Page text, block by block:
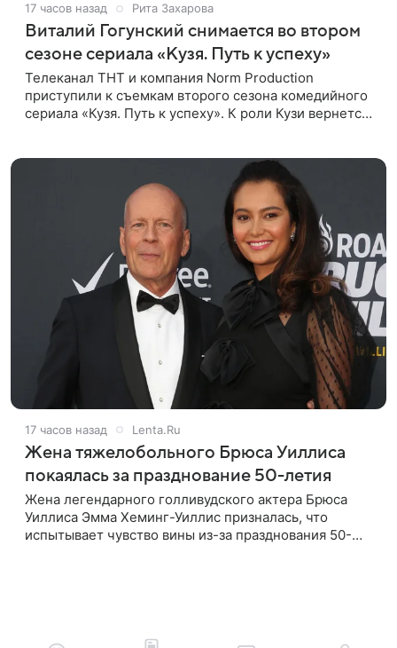
17 часов назад Рита Захарова
Виталий Гогунский снимается во втором
сезоне сериала «Кузя. Путь к успеху»
Телеканал ТНТ и компания Norm Production
приступили к съемкам второго сезона комедийного
сериала «Кузя. Путь к успеху». К роли Кузи вернется
17 часов назад Lenta.Ru
Жена тяжелобольного Брюса Уиллиса
покаялась за празднование 50-летия
Жена легендарного голливудского актера Брюса
Уиллиса Эмма Хеминг-Уиллис призналась, что
испытывает чувство вины из-за празднования 50-